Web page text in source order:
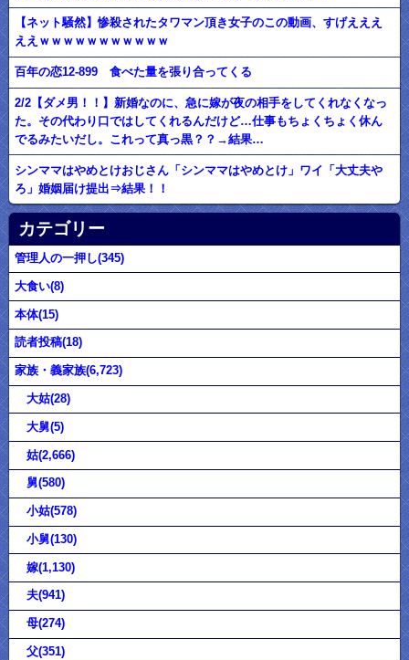
【ネット騒然】惨殺されたタワマン頂き女子のこの動画、すげえええ
ええｗｗｗｗｗｗｗｗｗｗｗ
百年の恋12-899 食べた量を張り合ってくる
2/2【ダメ男！！】新婚なのに、急に嫁が夜の相手をしてくれなくなっ
た。その代わり口ではしてくれるんだけど…仕事もちょくちょく休ん
でるみたいだし。これって真っ黒？？→結果…
シンママはやめとけおじさん「シンママはやめとけ」ワイ「大丈夫や
ろ」婚姻届け提出⇒結果！！
カテゴリー
管理人の一押し(345)
大食い(8)
本体(15)
読者投稿(18)
家族・義家族(6,723)
大姑(28)
大舅(5)
姑(2,666)
舅(580)
小姑(578)
小舅(130)
嫁(1,130)
夫(941)
母(274)
父(351)